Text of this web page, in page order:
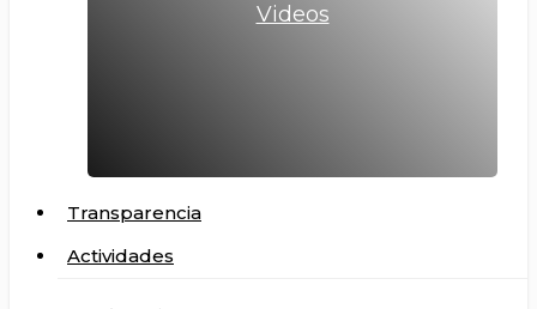
Videos
Transparencia
Actividades